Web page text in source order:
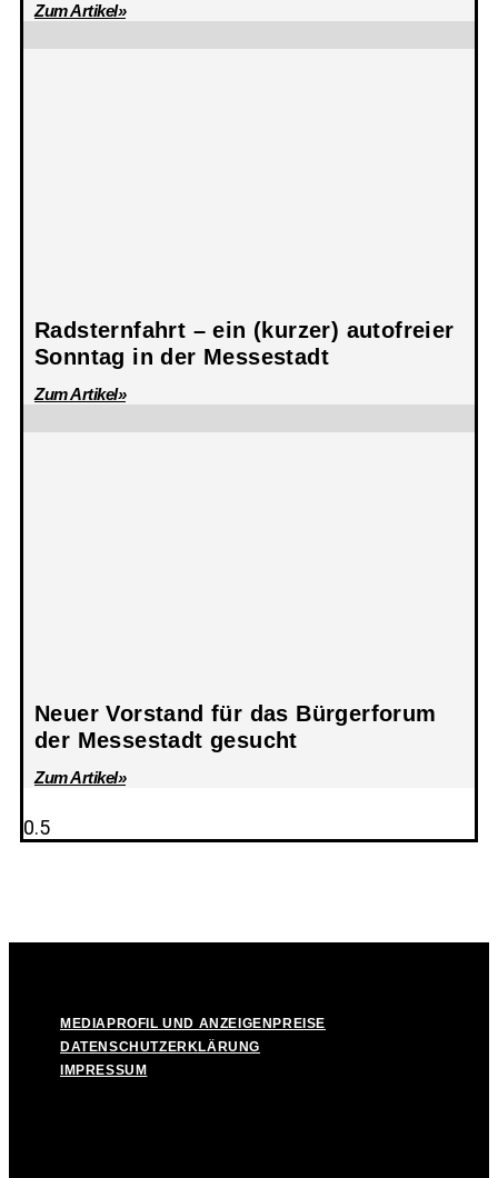
Zum Artikel»
Radsternfahrt – ein (kurzer) autofreier
Sonntag in der Messestadt
Zum Artikel»
Neuer Vorstand für das Bürgerforum
der Messestadt gesucht
Zum Artikel»
MEDIAPROFIL UND ANZEIGENPREISE
DATENSCHUTZERKLÄRUNG
IMPRESSUM